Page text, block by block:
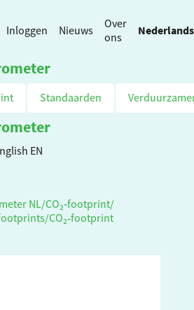
Inloggen Nieuws
Over
ons
Nederlands
Standaarden
EN
NL /CO₂‑footprint/
/CO₂‑footprint